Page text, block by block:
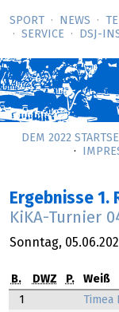
SPORT NEWS
SERVICE
DSJ-­
DEM 2022
Ergebnisse 1.
KiKA-Turnier
Sonntag,
B. DWZ P. Weiß
1
Timea